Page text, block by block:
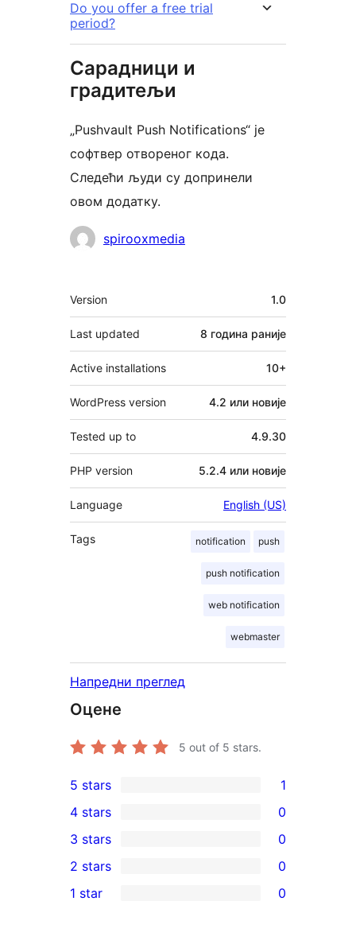
Do you offer a free trial
period?
Сарадници и
градитељи
„Pushvault Push Notifications“ је
софтвер отвореног кода.
Следећи људи су допринели
овом додатку.
Сараднициspirooxmedia
Мета
Version 1.0
Last updated 8 година раније
Active installations 10+
WordPress version 4.2 или новије
Tested up to 4.9.30
PHP version 5.2.4 или новије
Language English (US)
Tags notification push
push notification
web notification
webmaster
Напредни преглед
Оцене
5 out of 5 stars.
1
5-
star
review
5 stars 1
4-
star
reviews
4 stars 0
0
3-
star
3 stars 0
2-
2 stars 0
1 star 0